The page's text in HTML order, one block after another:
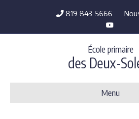
819 843-5666
Y
o
u
u
e
École primaire
des Deux-
Menu